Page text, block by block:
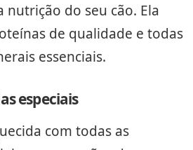
nutrição do seu cão. Ela
de qualidade e todas
essenciais.
especiais
com todas as